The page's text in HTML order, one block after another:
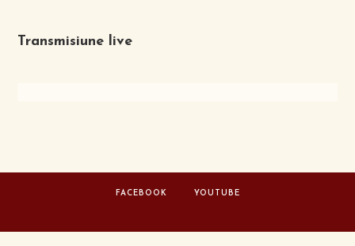
Transmisiune live
FACEBOOK YOUTUBE